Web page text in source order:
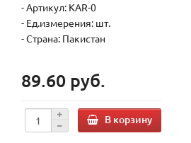
- Артикул: KAR-0
- Ед.измерения: шт.
- Страна: Пакистан
89.60 руб.
В корзину